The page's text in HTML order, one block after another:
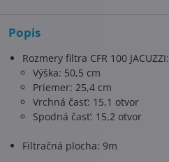
Popis
Rozmery filtra CFR 100 JACUZZI:
Výška: 50,5 cm
Priemer: 25,4 cm
Vrchná časť: 15,1 otvor
Spodná časť: 15,2 otvor
Filtračná plocha: 9m